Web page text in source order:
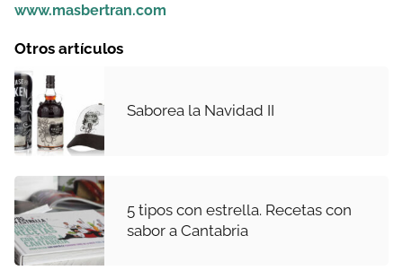
www.masbertran.com
Otros artículos
Saborea la Navidad II
5 tipos con estrella. Recetas con
sabor a Cantabria